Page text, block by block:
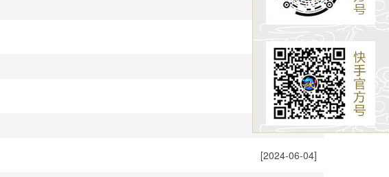
[2024-09-03]
[2024-09-03]
[2024-08-30]
[2024-08-09]
[2024-08-09]
[2024-06-04]